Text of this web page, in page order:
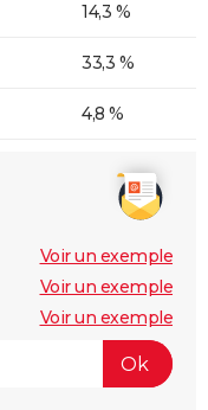
14,3 %
33,3 %
4,8 %
Voir un exemple
Voir un exemple
Voir un exemple